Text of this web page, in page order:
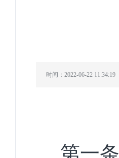
时间：2022-06-22 11:34:19
第一条